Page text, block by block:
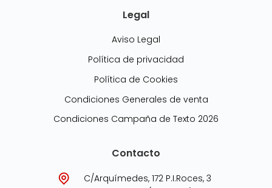
Legal
Aviso Legal
Política de privacidad
Política de Cookies
Condiciones Generales de venta
Condiciones Campaña de Texto 2026
Contacto
C/Arquímedes, 172 P.I.Roces, 3